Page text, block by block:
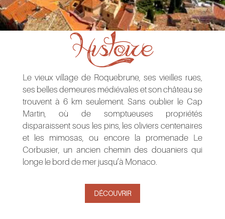
Histoire
Le vieux village de Roquebrune, ses vieilles rues,
ses belles demeures médiévales et son château se
trouvent à 6 km seulement. Sans oublier le Cap
Martin, où de somptueuses propriétés
disparaissent sous les pins, les oliviers centenaires
et les mimosas, ou encore la promenade Le
Corbusier, un ancien chemin des douaniers qui
longe le bord de mer jusqu’à Monaco.
DÉCOUVRIR